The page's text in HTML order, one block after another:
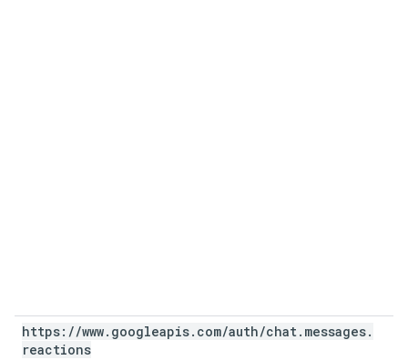
https: //www. googleapis. com/auth/chat. messages.
reactions